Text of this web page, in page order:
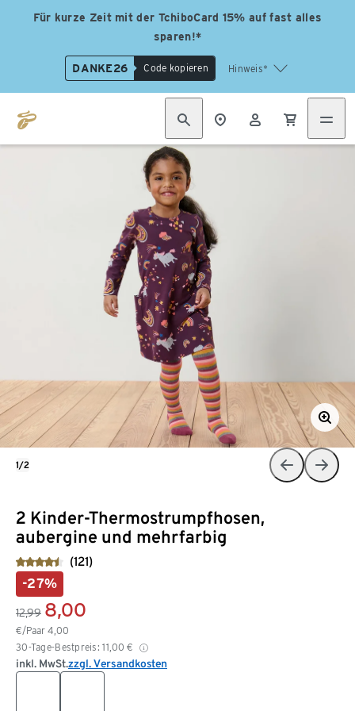
Für kurze Zeit mit der TchiboCard 15% auf fast alles
sparen!*
DANKE26 Code kopieren Hinweis*
2 Kinder-Thermostrumpfhosen,
aubergine und mehrfarbig
(121)
-27%
12,99 8,00
€/Paar 4,00
30-Tage-Bestpreis: 11,00 €
inkl. MwSt.zzgl. Versandkosten
1/2